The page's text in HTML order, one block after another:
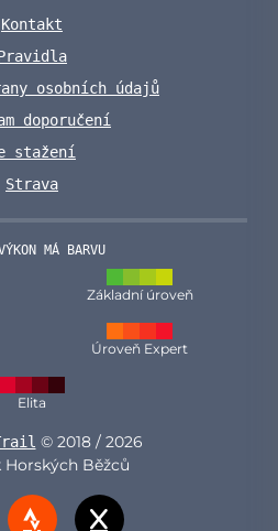
Kontakt
osobních údajů
doporučení
stažení
Strava
MÁ BARVU
Základní úroveň
Úroveň Expert
Elita
© 2018 / 2026
Horských Běžců